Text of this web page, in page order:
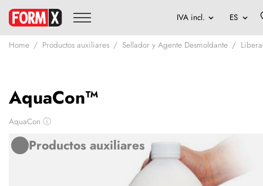
Home Productos auxiliares Sellador y Agente Desmoldante
AquaCon™
AquaCon ⓘ
Productos auxiliares